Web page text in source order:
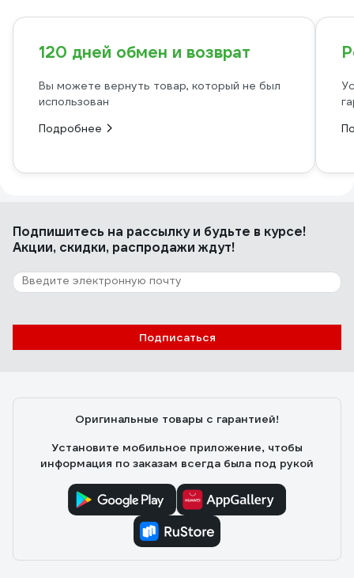
120 дней обмен и возврат
Вы можете вернуть товар, который не был
использован
Подробнее
Подпишитесь на рассылкуи будьте в курсе!
Акции, скидки, распродажи ждут!
Подписаться
Оригинальные товары с гарантией!
Установите мобильное приложение, чтобы
информация по заказам всегда была под рукой